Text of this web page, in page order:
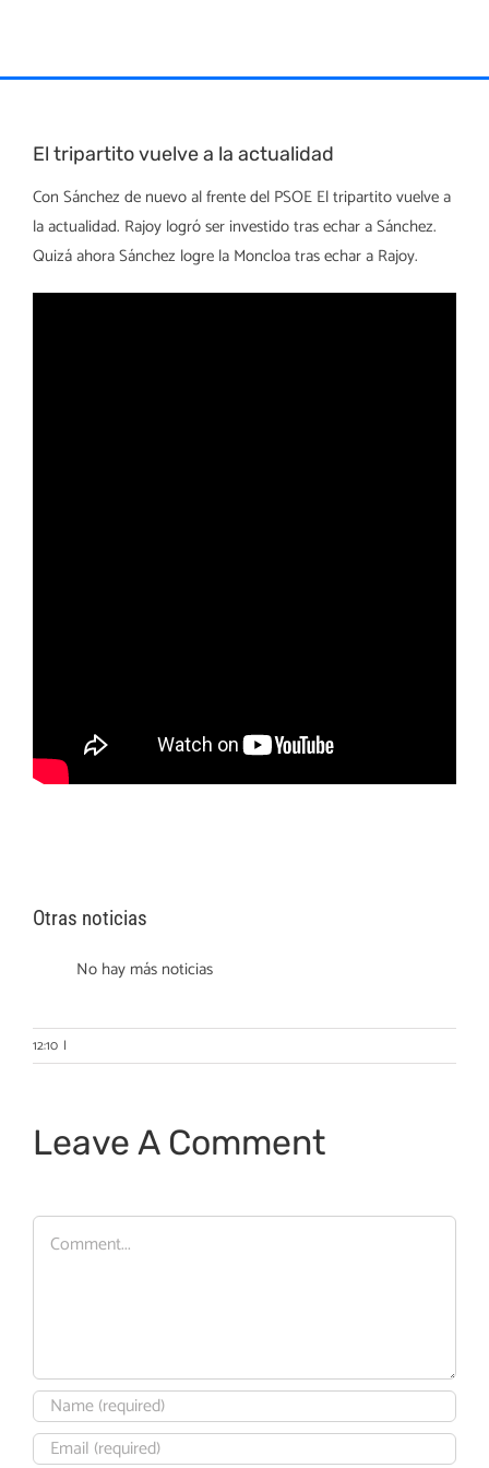
content
El tripartito vuelve a la actualidad
Con Sánchez de nuevo al frente del PSOE El tripartito vuelve a
la actualidad. Rajoy logró ser investido tras echar a Sánchez.
Quizá ahora Sánchez logre la Moncloa tras echar a Rajoy.
Otras noticias
No hay más noticias
12:10 |
Leave A Comment
Comment